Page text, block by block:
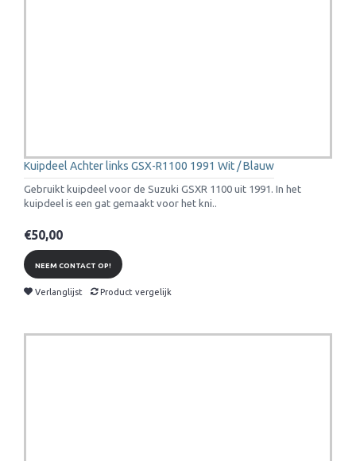
Kuipdeel Achter links GSX-R1100 1991 Wit / Blauw
Gebruikt kuipdeel voor de Suzuki GSXR 1100 uit 1991. In het
kuipdeel is een gat gemaakt voor het kni..
€50,00
NEEM CONTACT OP!
Verlanglijst Product vergelijk